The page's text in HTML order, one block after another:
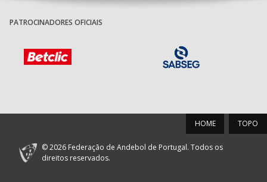
PATROCINADORES OFICIAIS
TOPO
HOME
© 2026 Federação de Andebol de Portugal. Todos os
direitos reservados.